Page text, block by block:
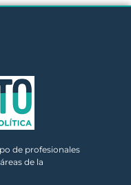
de profesionales
de la